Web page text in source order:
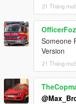
21 Tháng
Someone
Version
21 Tháng